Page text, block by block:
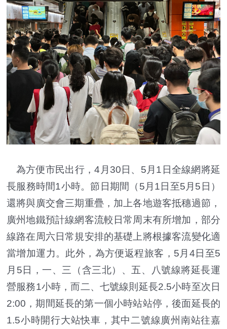
為方便市民出行，4月30日、5月1日全線網將延
長服務時間1小時。節日期間（5月1日至5月5日）
還將與廣交會三期重疊，加上各地遊客抵穗過節，
廣州地鐵預計線網客流較日常周末有所增加，部分
線路在周六日常規安排的基礎上將根據客流變化適
當增加運力。此外，為方便返程旅客，5月4日至5
月5日，一、三（含三北）、五、八號線將延長運
營服務1小時，而二、七號線則延長2.5小時至次日
2:00，期間延長的第一個小時站站停，後面延長的
1.5小時開行大站快車，其中二號線廣州南站往嘉